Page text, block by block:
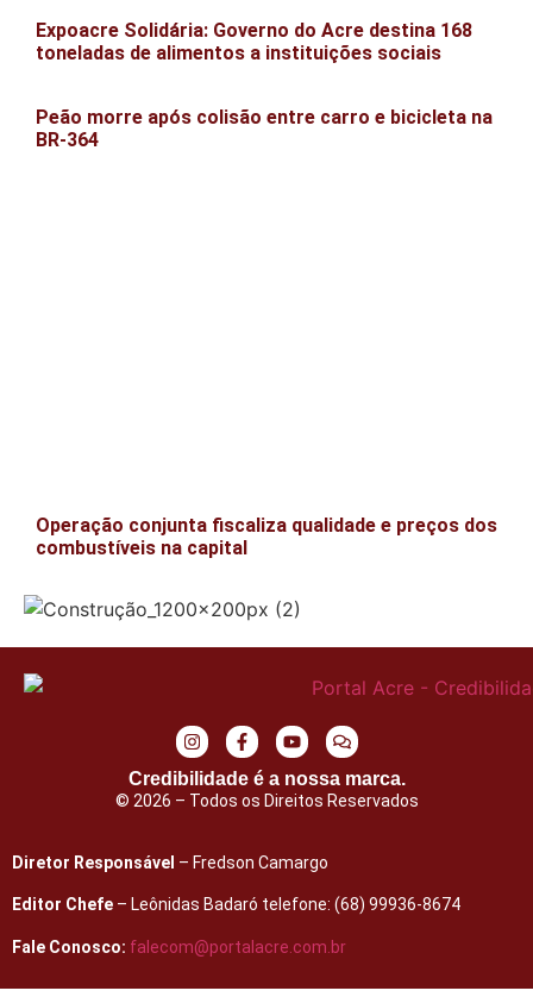
Expoacre Solidária: Governo do Acre destina 168
toneladas de alimentos a instituições sociais
Peão morre após colisão entre carro e bicicleta na
BR-364
Operação conjunta fiscaliza qualidade e preços dos
combustíveis na capital
Credibilidade é a nossa marca.
© 2026 – Todos os Direitos Reservados
Diretor Responsável – Fredson Camargo
Editor Chefe – Leônidas Badaró telefone: (68) 99936-8674
Fale Conosco: falecom@portalacre.com.br